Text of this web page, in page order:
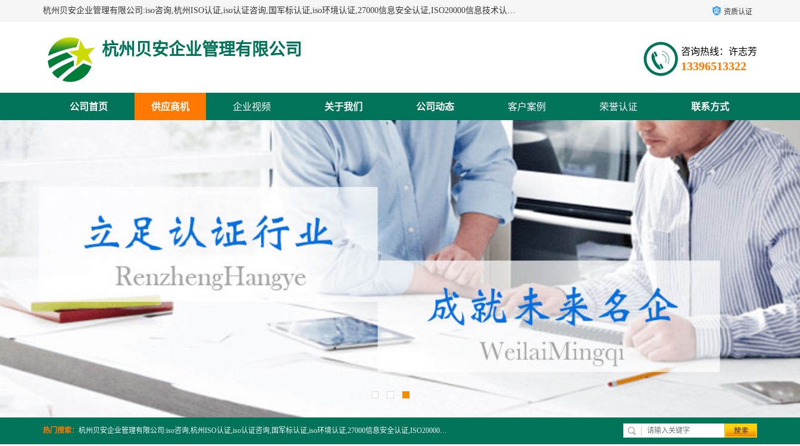
杭州贝安企业管理有限公司:iso咨询,杭州ISO认证,iso认证咨询,国军标认证,iso环境认证,27000信息安全认证,ISO20000信息技术认证,口罩检测报告,32610检测报告,CCRC认证,ISO50001认证,ITSS认证,两化融合认证,出口口罩检测报告等认证代理服务,本公司有近10年的体系咨询经验,能业务覆盖范围南到海南三亚北到新疆阿克苏. 资质认证
杭州贝安企业管理有限公司 咨询热线：许志芳
13396513322
公司首页 供应商机 企业视频 关于我们 公司动态 客户案例 荣誉认证 联系方式
热门搜索： 杭州贝安企业管理有限公司:iso咨询,杭州ISO认证,iso认证咨询,国军标认证,iso环境认证,27000信息安全认证,ISO20000信息技术认证,口罩检测报告,32610检测报告,CCRC认证,ISO50001认证,ITSS认证,两化融合认证,出口口罩检测报告等认证代理服务,本公司有近10年的体系咨询经验,能业务覆盖范围南到海南三亚北到新疆阿克苏.